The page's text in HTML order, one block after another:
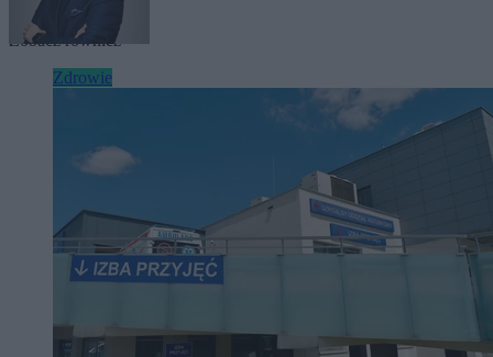
Tagi:
Zobacz również
Zdrowie